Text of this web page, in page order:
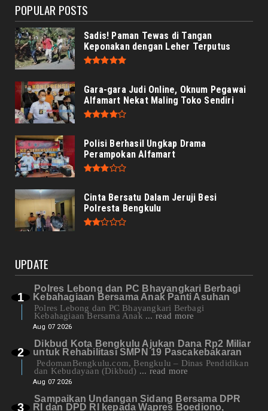
POPULAR POSTS
Sadis! Paman Tewas di Tangan
Keponakan dengan Leher Terputus
Gara-gara Judi Online, Oknum Pegawai
Alfamart Nekat Maling Toko Sendiri
Polisi Berhasil Ungkap Drama
Perampokan Alfamart
Cinta Bersatu Dalam Jeruji Besi
Polresta Bengkulu
UPDATE
Polres Lebong dan PC Bhayangkari Berbagi
Kebahagiaan Bersama Anak Panti Asuhan
Polres Lebong dan PC Bhayangkari Berbagi
Kebahagiaan Bersama Anak ... read more
Aug 07 2026
Dikbud Kota Bengkulu Ajukan Dana Rp2 Miliar
untuk Rehabilitasi SMPN 19 Pascakebakaran
PedomanBengkulu.com, Bengkulu – Dinas Pendidikan
dan Kebudayaan (Dikbud) ... read more
Aug 07 2026
Sampaikan Undangan Sidang Bersama DPR
RI dan DPD RI kepada Wapres Boediono,